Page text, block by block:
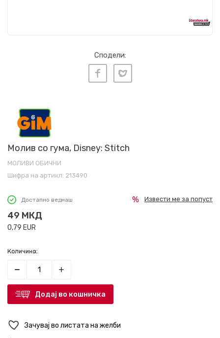
Сподели:
Молив со гума, Disney: Stitch
МОЛИВИ ОБИЧНИ
Шифра на артикл: 213490
Достапно веднаш
49 МКД
0,79 EUR
Извести ме за попуст
Количина:
Додај во кошничка
Зачувај во листата на желби